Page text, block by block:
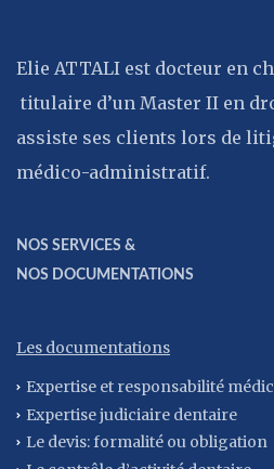
Elie ATTALI est docteur en
titulaire d’un Master II en
assiste ses clients lors de
médico-administratif.
NOS SERVICES &
NOS DOCUMENTATIONS
Les documentations
Expertise et responsabilité
Expertise judiciaire dentaire
Le devis: formalité ou obligation